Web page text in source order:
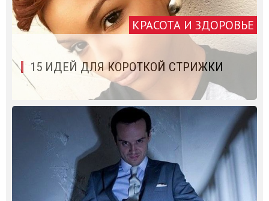
КРАСОТА И ЗДОРОВЬЕ
15 ИДЕЙ ДЛЯ КОРОТКОЙ СТРИЖКИ